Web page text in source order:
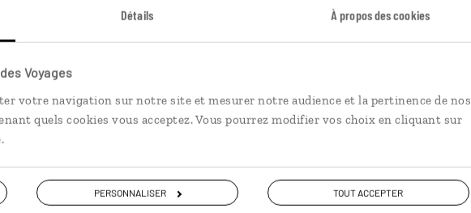
Détails À propos des cookies
Voyages
votre navigation sur notre site et mesurer notre audience et la pertinence de nos
quels cookies vous acceptez. Vous pourrez modifier vos choix en cliquant sur
PERSONNALISER TOUT ACCEPTER
loin